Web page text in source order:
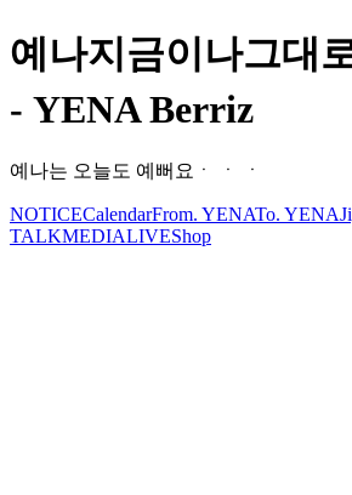
예나지금이나그대
- YENA Berriz
예나는 오늘도 예뻐요ㆍ ㆍ ㆍ
NOTICECalendarFrom. YENATo. YENA
TALKMEDIALIVEShop